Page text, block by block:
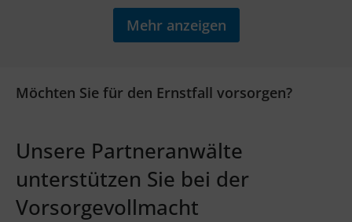
Mehr anzeigen
Möchten Sie für den Ernstfall vorsorgen?
Unsere Partneranwälte
unterstützen Sie bei der
Vorsorgevollmacht